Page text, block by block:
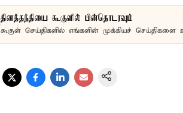
தினத்தந்தியை கூகுளில் பின்தொடரவும்
கூகுள் செய்திகளில் எங்களின் முக்கியச் செய்திகளை